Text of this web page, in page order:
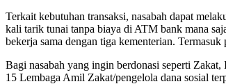
Terkait kebutuhan transaksi, nasabah dapat
kali tarik tunai tanpa biaya di ATM bank mana
bekerja sama dengan tiga kementerian.
Bagi nasabah yang ingin berdonasi seperti
15 Lembaga Amil Zakat/pengelola dana sosial